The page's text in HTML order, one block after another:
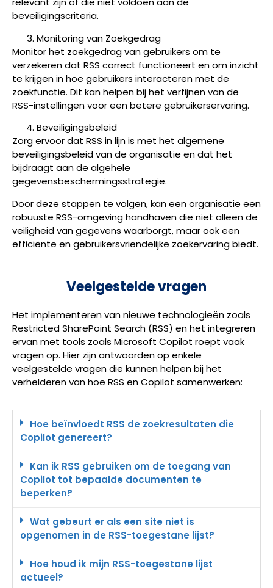
beveiligingscriteria.
Monitoring van Zoekgedrag
Monitor het zoekgedrag van gebruikers om te
verzekeren dat RSS correct functioneert en om inzicht
te krijgen in hoe gebruikers interacteren met de
zoekfunctie. Dit kan helpen bij het verfijnen van de
RSS-instellingen voor een betere gebruikerservaring.
Beveiligingsbeleid
Zorg ervoor dat RSS in lijn is met het algemene
beveiligingsbeleid van de organisatie en dat het
bijdraagt aan de algehele
gegevensbeschermingsstrategie.
Door deze stappen te volgen, kan een organisatie een
robuuste RSS-omgeving handhaven die niet alleen de
veiligheid van gegevens waarborgt, maar ook een
efficiënte en gebruikersvriendelijke zoekervaring biedt.
Veelgestelde vragen
Het implementeren van nieuwe technologieën zoals
Restricted SharePoint Search (RSS) en het integreren
ervan met tools zoals Microsoft Copilot roept vaak
vragen op. Hier zijn antwoorden op enkele
veelgestelde vragen die kunnen helpen bij het
verhelderen van hoe RSS en Copilot samenwerken:
Hoe beïnvloedt RSS de zoekresultaten die
Copilot genereert?
Kan ik RSS gebruiken om de toegang van
Copilot tot bepaalde documenten te
beperken?
Wat gebeurt er als een site niet is
opgenomen in de RSS-toegestane lijst?
Hoe houd ik mijn RSS-toegestane lijst
actueel?